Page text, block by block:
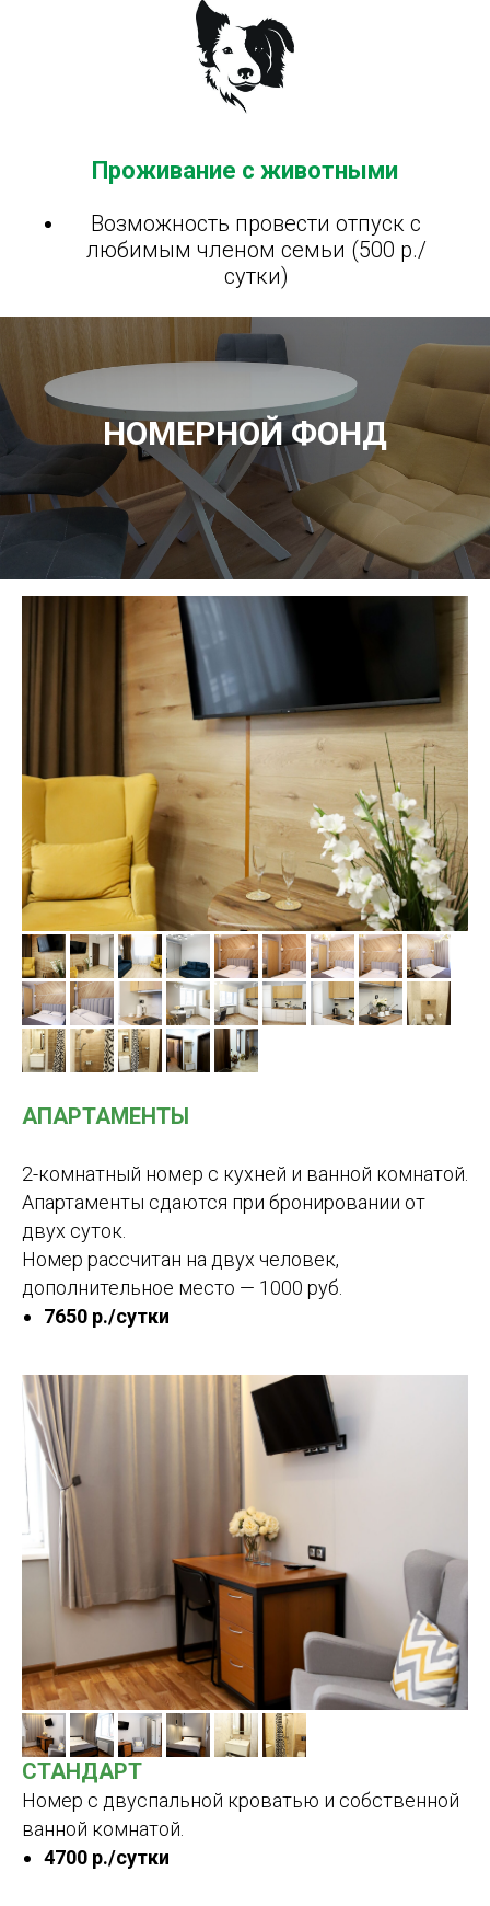
Проживание с животными
Возможность провести отпуск с
любимым членом семьи (500 р./
сутки)
НОМЕРНОЙ ФОНД
АПАРТАМЕНТЫ
2-комнатный номер с кухней и ванной комнатой.
Апартаменты сдаются при бронировании от
двух суток.
Номер рассчитан на двух человек,
дополнительное место — 1000 руб.
7650 р./сутки
СТАНДАРТ
Номер с двуспальной кроватью и собственной
ванной комнатой.
4700 р./сутки